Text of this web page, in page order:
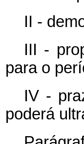
II -
III -
para o
IV -
poderá